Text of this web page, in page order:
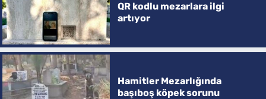
QR kodlu mezarlara ilgi
artıyor
Hamitler Mezarlığında
başıboş köpek sorunu